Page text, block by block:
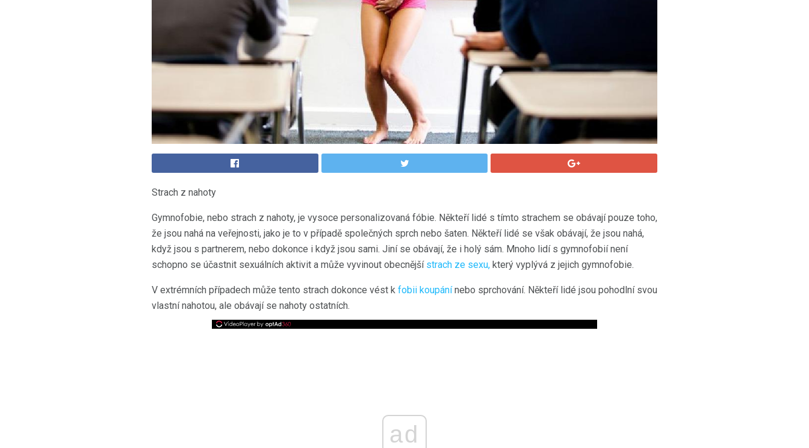
Strach z nahoty
Gymnofobie, nebo strach z nahoty, je vysoce personalizovaná fóbie. Někteří lidé s tímto strachem se obávají pouze toho,
že jsou nahá na veřejnosti, jako je to v případě společných sprch nebo šaten. Někteří lidé se však obávají, že jsou nahá,
když jsou s partnerem, nebo dokonce i když jsou sami. Jiní se obávají, že i holý sám. Mnoho lidí s gymnofobií není
schopno se účastnit sexuálních aktivit a může vyvinout obecnější strach ze sexu, který vyplývá z jejich gymnofobie.
V extrémních případech může tento strach dokonce vést k fobii koupánínebo sprchování. Někteří lidé jsou pohodlní svou
vlastní nahotou, ale obávají se nahoty ostatních.
ad